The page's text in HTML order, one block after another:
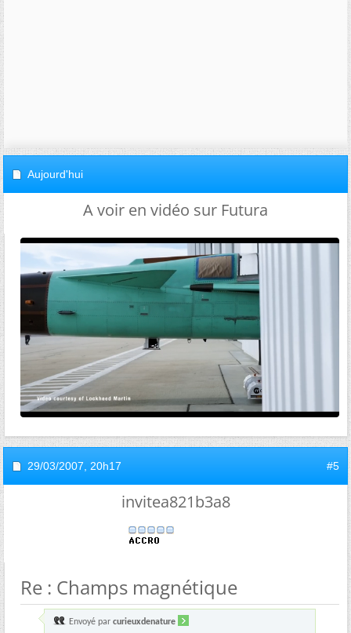
Aujourd'hui
A voir en vidéo sur Futura
29/03/2007, 20h17 #5
invitea821b3a8
Re : Champs magnétique
Envoyé par curieuxdenature